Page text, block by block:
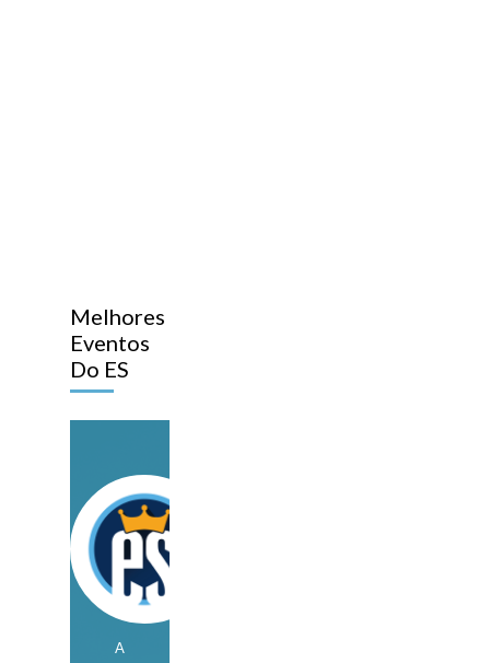
Melhores
Eventos
Do ES
A